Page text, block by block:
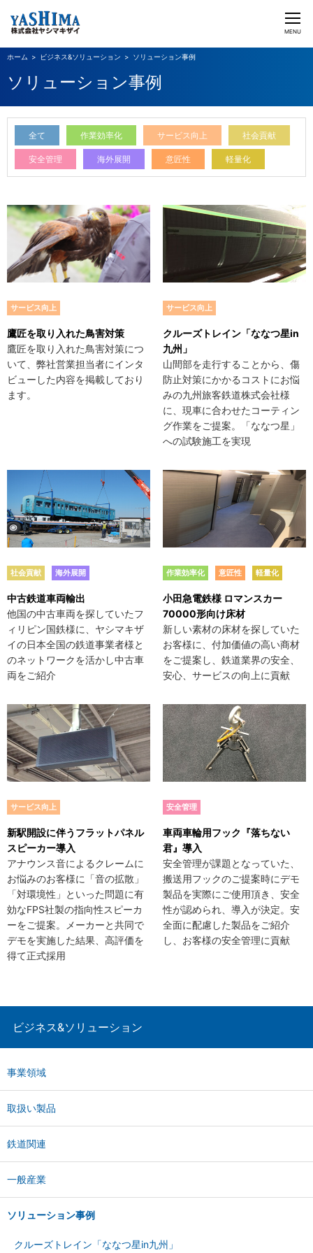
CLOSE
MENU
ビジネス&ソリューション
事業領域
取扱い製品
鉄道関連
一般産業
ソリューション事例
クルーズトレイン「ななつ星in九州」
ビジネス&ソリューション ソリューション事例
ソリューション事例
鷹匠を取り入れた鳥害対策
鷹匠を取り入れた鳥害対策につ
いて、弊社営業担当者にインタ
ビューした内容を掲載しており
ます。
クルーズトレイン「ななつ星in
九州」
山間部を走行することから、傷
防止対策にかかるコストにお悩
みの九州旅客鉄道株式会社様
に、現車に合わせたコーティン
グ作業をご提案。「ななつ星」
への試験施工を実現
中古鉄道車両輸出
他国の中古車両を探していたフ
ィリピン国鉄様に、ヤシマキザ
イの日本全国の鉄道事業者様と
のネットワークを活かし中古車
両をご紹介
小田急電鉄様 ロマンスカー
70000形向け床材
新しい素材の床材を探していた
お客様に、付加価値の高い商材
をご提案し、鉄道業界の安全、
安心、サービスの向上に貢献
新駅開設に伴うフラットパネル
スピーカー導入
アナウンス音によるクレームに
お悩みのお客様に「音の拡散」
「対環境性」といった問題に有
効なFPS社製の指向性スピーカ
ーをご提案。メーカーと共同で
デモを実施した結果、高評価を
得て正式採用
車両車輪用フック『落ちない
君』導入
安全管理が課題となっていた、
搬送用フックのご提案時にデモ
製品を実際にご使用頂き、安全
性が認められ、導入が決定。安
全面に配慮した製品をご紹介
し、お客様の安全管理に貢献
ヤシマキザイのチカラ
企業情報
投資家情報
採用情報
日本語 English
お問い合わせ